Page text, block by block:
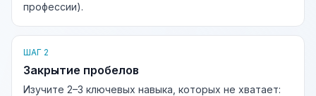
профессии).
ШАГ 2
Закрытие пробелов
Изучите 2–3 ключевых навыка, которых не хватает: